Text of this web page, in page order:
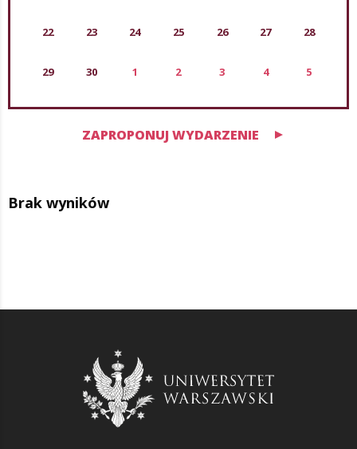
22 23 24 25 26 27 28
29 30 1 2 3 4 5
ZAPROPONUJ WYDARZENIE
Brak wyników